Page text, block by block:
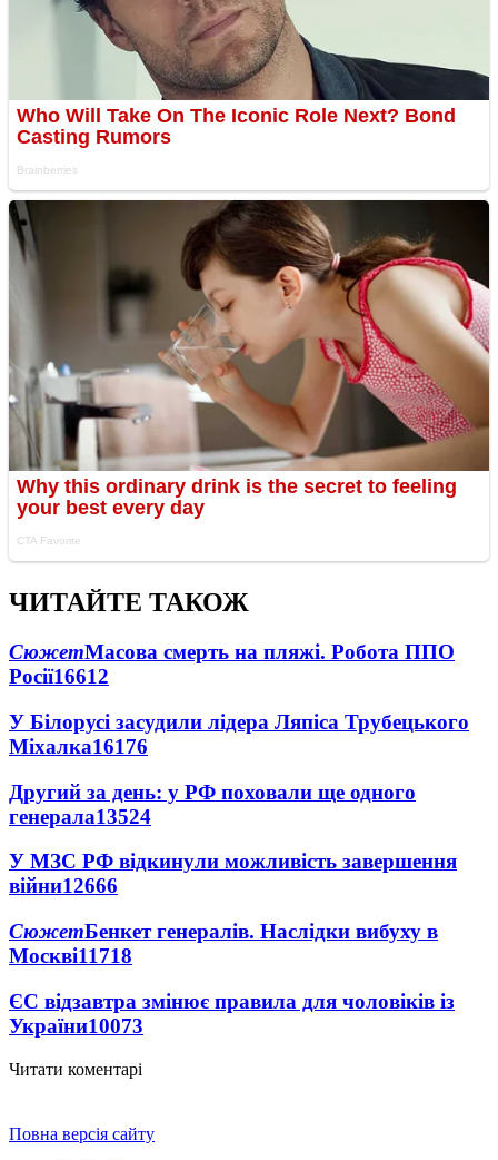
ЧИТАЙТЕ ТАКОЖ
СюжетМасова смерть на пляжі. Робота ППО
Росії16612
У Білорусі засудили лідера Ляпіса Трубецького
Міхалка16176
Другий за день: у РФ поховали ще одного
генерала13524
У МЗС РФ відкинули можливість завершення
війни12666
СюжетБенкет генералів. Наслідки вибуху в
Москві11718
ЄС відзавтра змінює правила для чоловіків із
України10073
Читати коментарі
Повна версія сайту